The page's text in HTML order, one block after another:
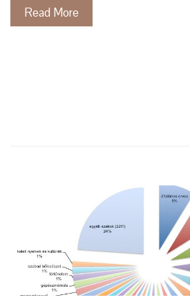
Read More